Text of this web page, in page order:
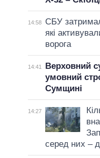
14:58
СБУ
які
ворога
14:41
Верховний
умовний
Сумщині
14:27
серед них –